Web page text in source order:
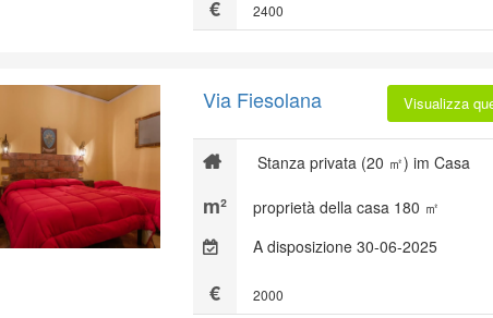
2400
Via Fiesolana Visualizza
Stanza privata (20 ㎡) im Casa
proprietà della casa 180 ㎡
A disposizione 30-06-2025
2000